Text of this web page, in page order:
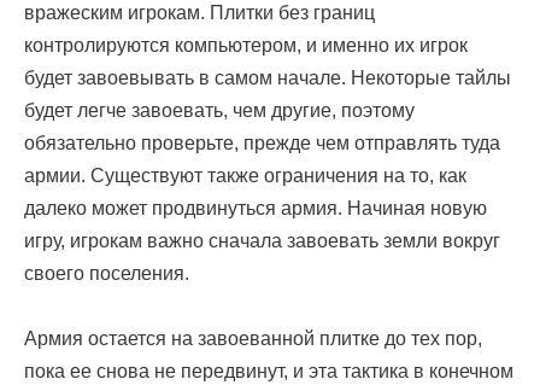
вражеским игрокам. Плитки без границ
контролируются компьютером, и именно их игрок
будет завоевывать в самом начале. Некоторые тайлы
будет легче завоевать, чем другие, поэтому
обязательно проверьте, прежде чем отправлять туда
армии. Существуют также ограничения на то, как
далеко может продвинуться армия. Начиная новую
игру, игрокам важно сначала завоевать земли вокруг
своего поселения.
Армия остается на завоеванной плитке до тех пор,
пока ее снова не передвинут, и эта тактика в конечном